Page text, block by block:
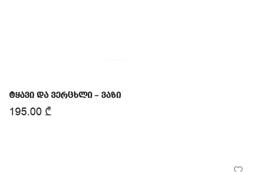
ტყავი და ვერცხლი – ვაზი
195.00 ₾